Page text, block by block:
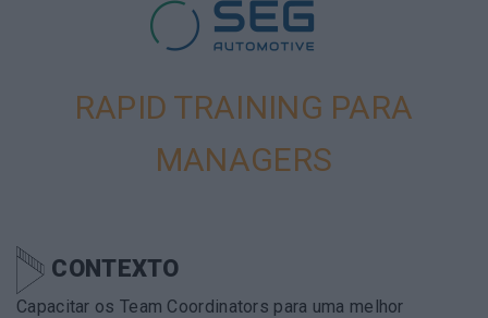
RAPID TRAINING PARA
MANAGERS
CONTEXTO
Capacitar os Team Coordinators para uma melhor